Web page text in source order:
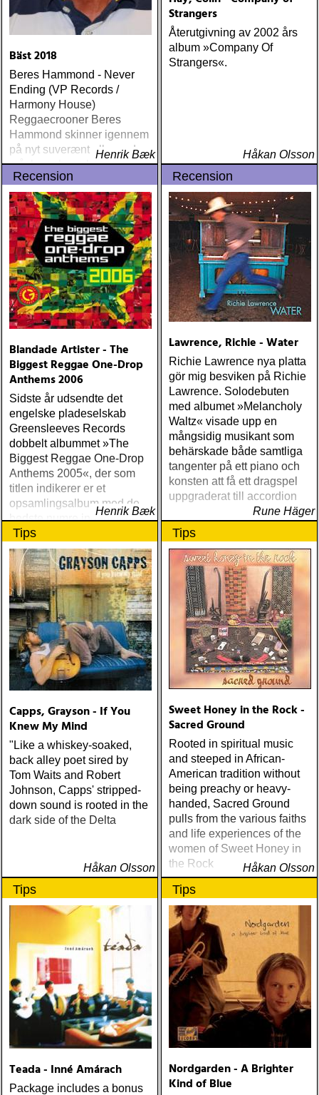
Bäst 2018
Beres Hammond - Never
Ending (VP Records /
Harmony House)
Reggaecrooner Beres
Hammond skinner igennem
på nyt suverænt album, der
måske er hans bedste
gennem tiderne
Henrik Bæk
Strangers
Återutgivning av 2002 års
album »Company Of
Strangers«.
Håkan Olsson
Recension
Blandade Artister - The
Biggest Reggae One-Drop
Anthems 2006
Sidste år udsendte det
engelske pladeselskab
Greensleeves Records
dobbelt albummet »The
Biggest Reggae One-Drop
Anthems 2005«, der som
titlen indikerer er et
opsamlingsalbum med de
bedste numre indenfor den
populære reggaestil kaldet
one-drop
Henrik Bæk
Recension
Lawrence, Richie - Water
Richie Lawrence nya platta
gör mig besviken på Richie
Lawrence. Solodebuten
med albumet »Melancholy
Waltz« visade upp en
mångsidig musikant som
behärskade både samtliga
tangenter på ett piano och
konsten att få ett dragspel
uppgraderat till accordion
Rune Häger
Tips
Capps, Grayson - If You
Knew My Mind
"Like a whiskey-soaked,
back alley poet sired by
Tom Waits and Robert
Johnson, Capps' stripped-
down sound is rooted in the
dark side of the Delta
Håkan Olsson
Tips
Sweet Honey in the Rock -
Sacred Ground
Rooted in spiritual music
and steeped in African-
American tradition without
being preachy or heavy-
handed, Sacred Ground
pulls from the various faiths
and life experiences of the
women of Sweet Honey in
the Rock
Håkan Olsson
Tips
Teada - Inné Amárach
Package includes a bonus
Tips
Nordgarden - A Brighter
Kind of Blue